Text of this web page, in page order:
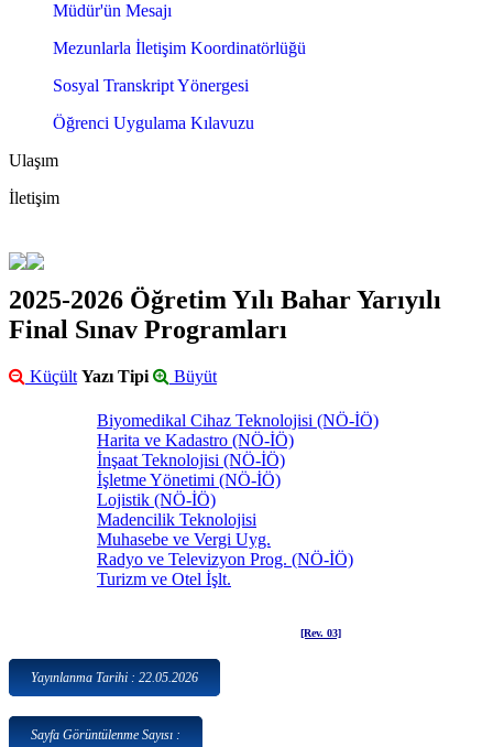
Müdür'ün Mesajı
Mezunlarla İletişim Koordinatörlüğü
Sosyal Transkript Yönergesi
Öğrenci Uygulama Kılavuzu
Ulaşım
İletişim
2025-2026 Öğretim Yılı Bahar Yarıyılı
Final Sınav Programları
Küçült Yazı Tipi Büyüt
Biyomedikal Cihaz Teknolojisi (NÖ-İÖ)
Harita ve Kadastro (NÖ-İÖ)
İnşaat Teknolojisi (NÖ-İÖ)
İşletme Yönetimi (NÖ-İÖ)
Lojistik (NÖ-İÖ)
Madencilik Teknolojisi
Muhasebe ve Vergi Uyg.
Radyo ve Televizyon Prog. (NÖ-İÖ)
Turizm ve Otel İşlt.
[Rev. 03]
Yayınlanma Tarihi : 22.05.2026
Sayfa Görüntülenme Sayısı :